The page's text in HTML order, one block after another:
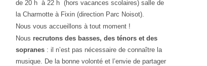
de 20 h à 22 h (hors vacances scolaires) salle de
la Charmotte à Fixin (direction Parc Noisot).
Nous vous accueillons à tout moment !
Nous recrutons des basses, des ténors et des
sopranes : il n’est pas nécessaire de connaître la
musique. De la bonne volonté et l’envie de partager